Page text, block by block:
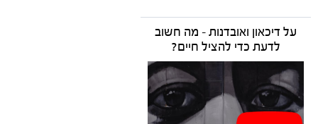
על דיכאון ואובדנות - מה חשוב
לדעת כדי להציל חיים?